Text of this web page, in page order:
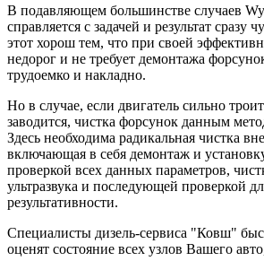
В подавляющем большинстве случаев
справляется с задачей и результат сразу
этот хорош тем, что при своей
недорог и не требует демонтажа
трудоемко и накладно.
Но в случае, если двигатель сильно
заводится, чистка форсунок данным
Здесь необходима радикальная чистка
включающая в себя демонтаж и
проверкой всех данных параметров,
ультразвука и последующей проверкой
результативности.
Специалисты дизель-сервиса "Ковш"
оценят состояние всех узлов Вашего